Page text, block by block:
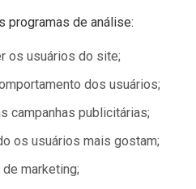
programas de análise:
os usuários do site;
dos usuários;
campanhas publicitárias;
os usuários mais gostam;
marketing;